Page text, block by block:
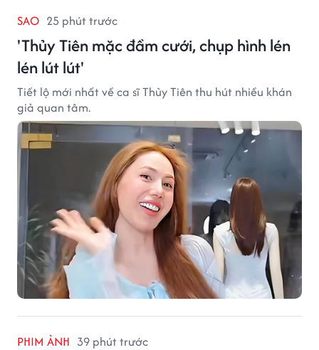
SAO 25 phút trước
'Thủy Tiên mặc đầm cưới, chụp hình lén
lén lút lút'
Tiết lộ mới nhất về ca sĩ Thủy Tiên thu hút nhiều khán
giả quan tâm.
PHIM ẢNH 39 phút trước